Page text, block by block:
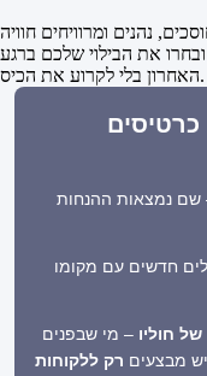
נהנים ומרוויחים חוויה
את הבילוי שלכם ברגע
האחרון בלי לקרוע את הכיס.
כרטיסים
שם נמצאות ההנחות
חדשים עם מקומו
חוליו – מי שבפנים
מבצעים רק ללקוחות